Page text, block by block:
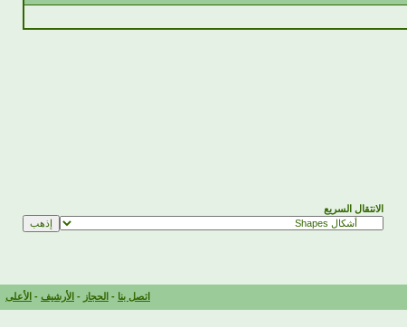
الانتقال السريع
اتصل بنا - الحجاز - الأرشيف - الأعلى